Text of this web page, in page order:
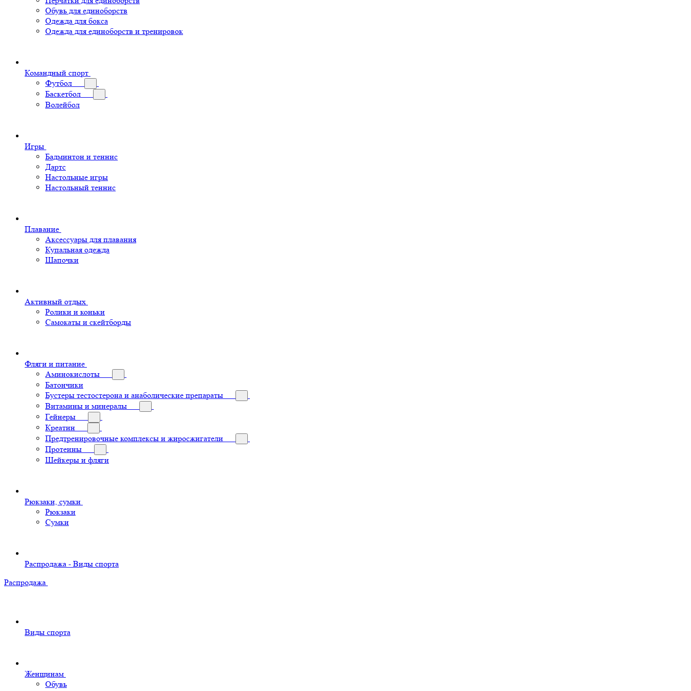
Обувь для единоборств
Одежда для бокса
Одежда для единоборств и тренировок
Командный спорт
Футбол
Баскетбол
Волейбол
Игры
Бадминтон и теннис
Дартс
Настольные игры
Настольный теннис
Плавание
Аксессуары для плавания
Купальная одежда
Шапочки
Активный отдых
Ролики и коньки
Самокаты и скейтборды
Фляги и питание
Аминокислоты
Батончики
Бустеры тестостерона и анаболические препараты
Витамины и минералы
Гейнеры
Креатин
Предтренировочные комплексы и жиросжигатели
Протеины
Шейкеры и фляги
Рюкзаки, сумки
Рюкзаки
Сумки
Распродажа - Виды спорта
Распродажа
Виды спорта
Женщинам
Обувь